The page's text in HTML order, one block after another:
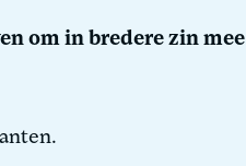
om in bredere zin mee